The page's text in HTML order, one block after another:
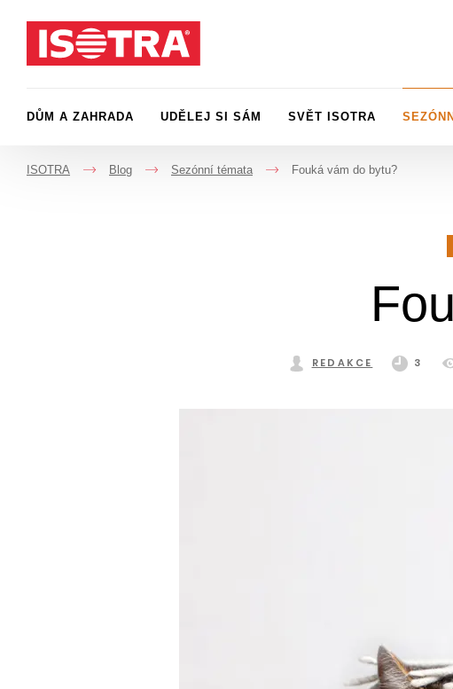
DŮM A ZAHRADA UDĚLEJ SI SÁM SVĚT ISOTRA
ISOTRA
->
Blog
->
Sezónní témata
->
Fouká vám do bytu?
REDAKCE 3